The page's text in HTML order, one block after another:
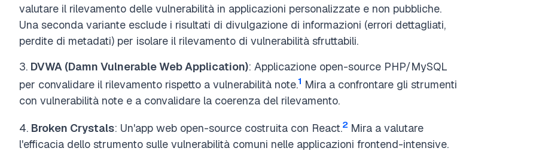
valutare il rilevamento delle vulnerabilità in applicazioni personalizzate e non pubbliche.
Una seconda variante esclude i risultati di divulgazione di informazioni (errori dettagliati,
perdite di metadati) per isolare il rilevamento di vulnerabilità sfruttabili.
3. DVWA (Damn Vulnerable Web Application): Applicazione open-source PHP/MySQL
per convalidare il rilevamento rispetto a vulnerabilità note.1 Mira a confrontare gli strumenti
con vulnerabilità note e a convalidare la coerenza del rilevamento.
4. Broken Crystals: Un'app web open-source costruita con React.2 Mira a valutare
l'efficacia dello strumento sulle vulnerabilità comuni nelle applicazioni frontend-intensive.